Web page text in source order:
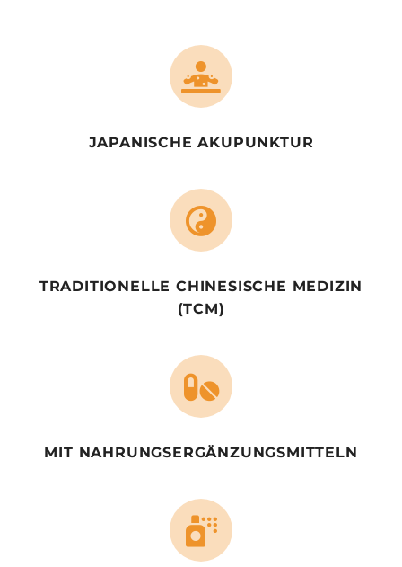
JAPANISCHE AKUPUNKTUR
TRADITIONELLE CHINESISCHE MEDIZIN
(TCM)
MIT NAHRUNGS­ERGÄNZUNGS­MITTELN